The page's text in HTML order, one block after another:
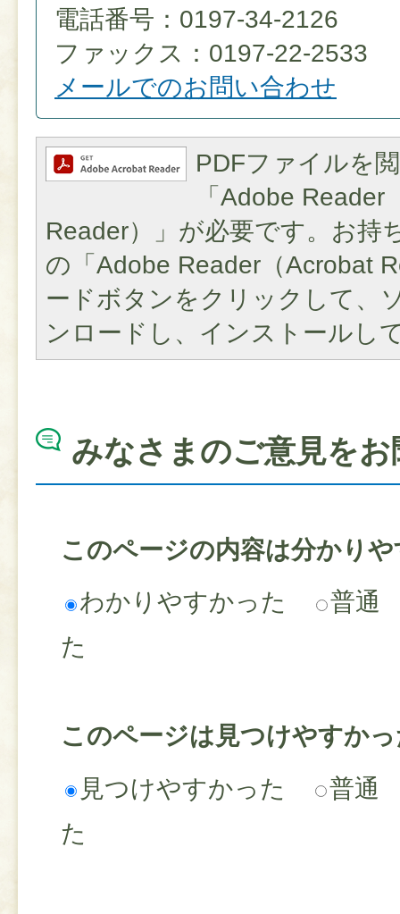
電話番号：0197-34-2126
ファックス：0197-22-2533
メールでのお問い合わせ
PDFファイルを
「Adobe Reader
Reader）」が必要です。お持
の「Adobe Reader（Acrobat
ードボタンをクリックして、
ンロードし、インストールし
みなさまのご意見を
このページの内容は分かり
わかりやすかった
普通
た
このページは見つけやすか
見つけやすかった
普通
た